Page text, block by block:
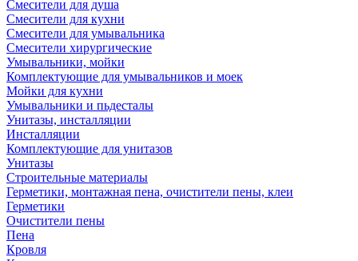
Смесители для душа
Смесители для кухни
Смесители для умывальника
Смесители хирургические
Умывальники, мойки
Комплектующие для умывальников и моек
Мойки для кухни
Умывальники и пьдесталы
Унитазы, инсталляции
Инсталляции
Комплектующие для унитазов
Унитазы
Строительные материалы
Герметики, монтажная пена, очистители пены, клеи
Герметики
Очистители пены
Пена
Кровля